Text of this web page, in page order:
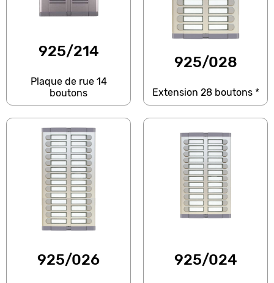
925/214
Plaque de rue 14
boutons
925/028
Extension 28 boutons *
925/026 925/024